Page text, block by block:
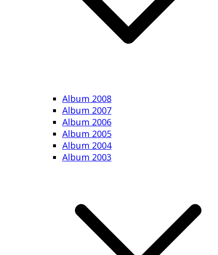
Album 2008
Album 2007
Album 2006
Album 2005
Album 2004
Album 2003